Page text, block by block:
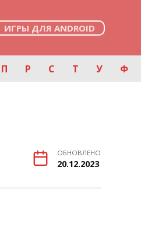
ИГРЫ ДЛЯ ANDROID
П Р С Т У Ф
ОБНОВЛЕНО
20.12.2023